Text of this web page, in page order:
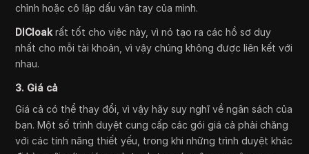
chỉnh hoặc cô lập dấu vân tay của mình.
DICloak rất tốt cho việc này, vì nó tạo ra các hồ sơ duy
nhất cho mỗi tài khoản, vì vậy chúng không được liên kết với
nhau.
3. Giá cả
Giá cả có thể thay đổi, vì vậy hãy suy nghĩ về ngân sách của
bạn. Một số trình duyệt cung cấp các gói giá cả phải chăng
với các tính năng thiết yếu, trong khi những trình duyệt khác